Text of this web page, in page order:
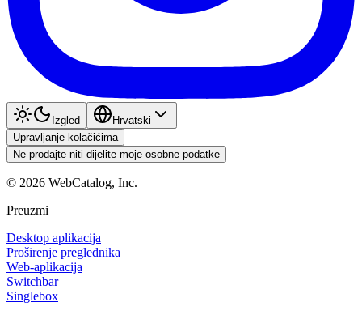
Izgled
Hrvatski
Upravljanje kolačićima
Ne prodajte niti dijelite moje osobne podatke
© 2026 WebCatalog, Inc.
Preuzmi
Desktop aplikacija
Proširenje preglednika
Web-aplikacija
Switchbar
Singlebox